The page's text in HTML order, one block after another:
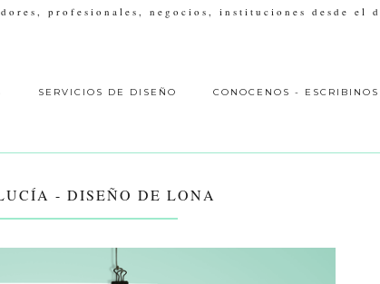
profesionales, negocios, instituciones desde el
SERVICIOS DE DISEÑO CONOCENOS - ESCRIBINOS
- DISEÑO DE LONA